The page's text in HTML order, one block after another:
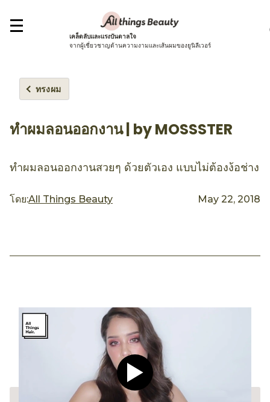
เคล็ดลับและแรงบันดาลใจ
จากผู้เชี่ยวชาญด้านความงามและเส้นผมของยูนิลีเวอร์
ทรงผม
ทำผมลอนออกงาน | by MOSSSTER
ทำผมลอนออกงานสวยๆ ด้วยตัวเอง แบบไม่ต้องง้อช่าง
โดย:All Things Beauty May 22, 2018
Play video CLEAR Men